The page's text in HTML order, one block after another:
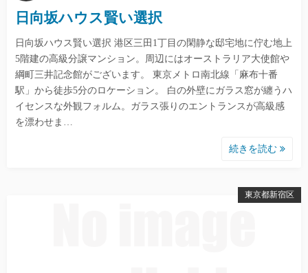
日向坂ハウス賢い選択
日向坂ハウス賢い選択 港区三田1丁目の閑静な邸宅地に佇む地上
5階建の高級分譲マンション。周辺にはオーストラリア大使館や
綱町三井記念館がございます。 東京メトロ南北線「麻布十番
駅」から徒歩5分のロケーション。 白の外壁にガラス窓が纏うハ
イセンスな外観フォルム。ガラス張りのエントランスが高級感
を漂わせま…
続きを読む
東京都新宿区